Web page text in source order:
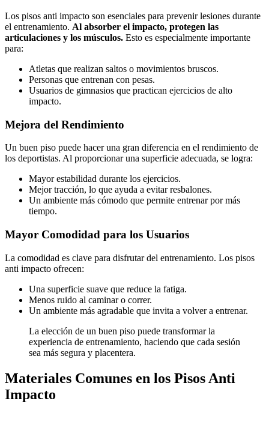
Los pisos anti impacto son esenciales para prevenir lesiones durante
el entrenamiento. Al absorber el impacto, protegen las
articulaciones y los músculos. Esto es especialmente importante
para:
Atletas que realizan saltos o movimientos bruscos.
Personas que entrenan con pesas.
Usuarios de gimnasios que practican ejercicios de alto
impacto.
Mejora del Rendimiento
Un buen piso puede hacer una gran diferencia en el rendimiento de
los deportistas. Al proporcionar una superficie adecuada, se logra:
Mayor estabilidad durante los ejercicios.
Mejor tracción, lo que ayuda a evitar resbalones.
Un ambiente más cómodo que permite entrenar por más
tiempo.
Mayor Comodidad para los Usuarios
La comodidad es clave para disfrutar del entrenamiento. Los pisos
anti impacto ofrecen:
Una superficie suave que reduce la fatiga.
Menos ruido al caminar o correr.
Un ambiente más agradable que invita a volver a entrenar.
La elección de un buen piso puede transformar la
experiencia de entrenamiento, haciendo que cada sesión
sea más segura y placentera.
Materiales Comunes en los Pisos Anti
Impacto